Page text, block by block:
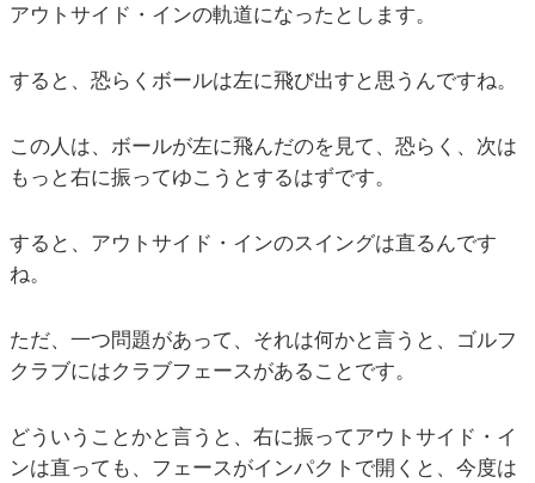
アウトサイド・インの軌道になったとします。
すると、恐らくボールは左に飛び出すと思うんですね。
この人は、ボールが左に飛んだのを見て、恐らく、次は
もっと右に振ってゆこうとするはずです。
すると、アウトサイド・インのスイングは直るんです
ね。
ただ、一つ問題があって、それは何かと言うと、ゴルフ
クラブにはクラブフェースがあることです。
どういうことかと言うと、右に振ってアウトサイド・イ
ンは直っても、フェースがインパクトで開くと、今度は